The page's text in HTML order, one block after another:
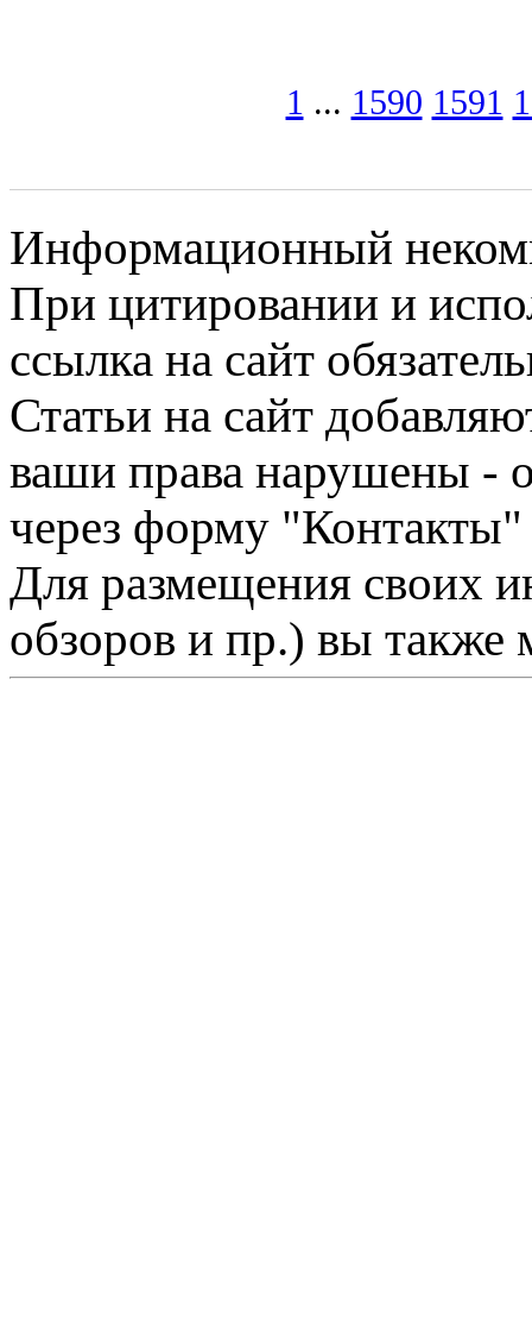
1 ... 1590 1591
Информационный
При цитировании и
ссылка на сайт
Статьи на сайт
ваши права нарушены -
через форму "Контакты"
Для размещения своих
обзоров и пр.) вы также